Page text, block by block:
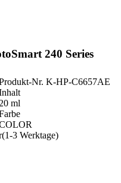
240 Series
Nr. K-HP-C6657AE
20 ml
3 Werktage)